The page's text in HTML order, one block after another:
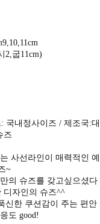
2,굽11cm)
국내정사이즈 / 제조국:대
즈
사선라인이 매력적인 예
~
의 슈즈를 갖고싶으셨다
디자인의 슈즈^^
신한 쿠션감이 주는 편안
도 good!